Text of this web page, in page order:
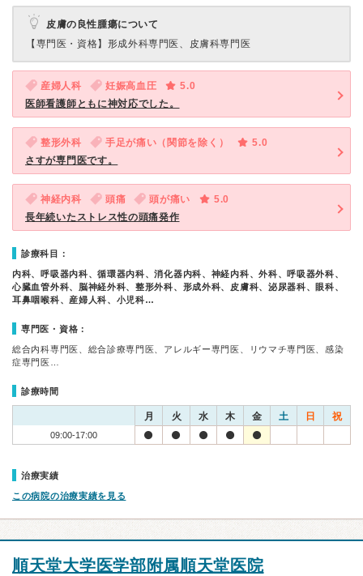
皮膚の良性腫瘍について
【専門医・資格】 形成外科専門医、皮膚科専門医
産婦人科 妊娠高血圧
5.0
医師看護師ともに神対応でした。
整形外科 手足が痛い（関節を除く）
5.0
さすが専門医です。
神経内科 頭痛 頭が痛い
5.0
長年続いたストレス性の頭痛発作
診療科目：
内科、呼吸器内科、循環器内科、消化器内科、神経内科、外科、呼吸器外科、
心臓血管外科、脳神経外科、整形外科、形成外科、皮膚科、泌尿器科、眼科、
耳鼻咽喉科、産婦人科、小児科…
専門医・資格：
総合内科専門医、総合診療専門医、アレルギー専門医、リウマチ専門医、感染
症専門医…
診療時間
月 火 水 木 金 土 日 祝
09:00-17:00
治療実績
この病院の治療実績を見る
順天堂大学医学部附属順天堂医院